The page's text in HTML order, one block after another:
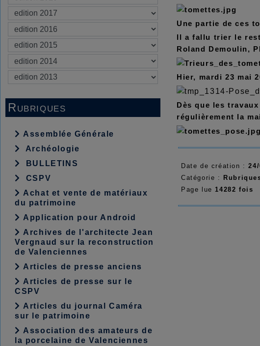
Rubriques
Assemblée Générale
Archéologie
BULLETINS
CSPV
Achat et vente de matériaux
du patrimoine
Application pour Android
Archives de l'architecte Jean
Vergnaud sur la reconstruction
de Valenciennes
Articles de presse anciens
Articles de presse sur le
CSPV
Articles du journal Caméra
sur le patrimoine
Association des amateurs de
la porcelaine de Valenciennes
Une partie de ces
Il a fallu trier le
Roland Demoulin,
Hier, mardi 23 mai
Dès que les
régulièrement la
Date de création :
Catégorie :
Page lue 14282 fois